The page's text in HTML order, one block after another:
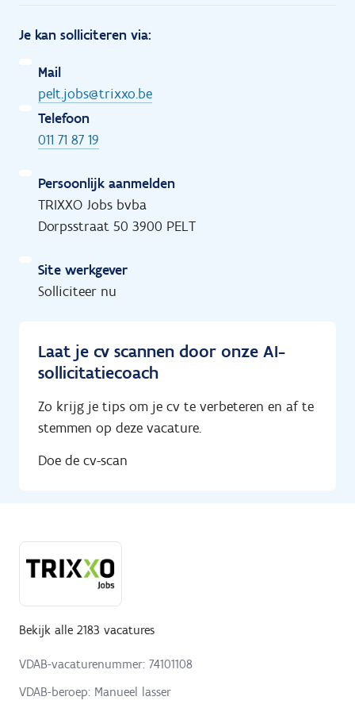
Je kan solliciteren via:
Mail
pelt.jobs@trixxo.be
Telefoon
011 71 87 19
Persoonlijk aanmelden
TRIXXO Jobs bvba
Dorpsstraat 50 3900 PELT
Site werkgever
Solliciteer nu
Laat je cv scannen door onze AI-
sollicitatiecoach
Zo krijg je tips om je cv te verbeteren en af te
stemmen op deze vacature.
Doe de cv-scan
Bekijk alle 2183 vacatures
VDAB-vacaturenummer: 74101108
VDAB-beroep: Manueel lasser